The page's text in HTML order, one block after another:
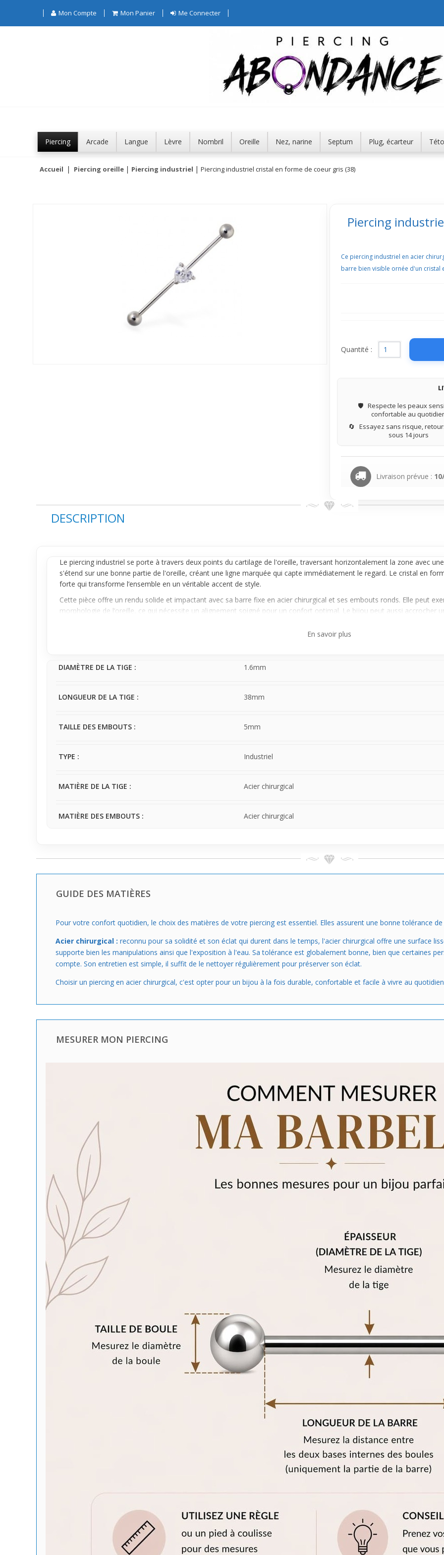
Mon Compte Mon Panier Me Connecter
Piercing Arcade Langue Lèvre Nombril Oreille Nez, narine Septum Plug, écarteur
Accueil Piercing oreille Piercing industriel Piercing industriel cristal en forme de coeur gris (38)
Piercing
Ce piercing industriel en acier
barre bien visible ornée d'un
Quantité :
🛡️ Respecte les peaux
confortable au
🔄 Essayez sans risque,
sous 14 jours
Livraison prévue :
DESCRIPTION
Le piercingindustriel se porte à travers deux points du cartilage de l'oreille, traversant horizontalement la zone avec
s'étend sur une bonne partie de l'oreille, créant une ligne marquée qui capte immédiatement le regard. Le cristal en
forte qui transforme l’ensemble en un véritable accent de style.
Cette pièce offre un rendu solide et impactant avec sa barre fixe en acier chirurgical et ses embouts ronds. Elle peut
morphologie de l’oreille, ce qui nécessite un alignement soigné pour un confort optimal. Le bijou peut aussi accrocher
accessoire qui affirme votre personnalité tout en restant identifiable et facile à porter quand on maîtrise bien son
En savoir plus
DIAMÈTRE DE LA TIGE : 1.6mm
LONGUEUR DE LA TIGE : 38mm
TAILLE DES EMBOUTS : 5mm
TYPE : Industriel
MATIÈRE DE LA TIGE : Acier chirurgical
MATIÈRE DES EMBOUTS : Acier chirurgical
GUIDE DES MATIÈRES
Pour votre confort quotidien, le choix des matières de votre piercing est essentiel. Elles assurent une bonne tolérance
Acier chirurgical : reconnu pour sa solidité et son éclat qui durent dans le temps, l'acier chirurgical offre une surface
supporte bien les manipulations ainsi que l'exposition à l'eau. Sa tolérance est globalement bonne, bien que certaines
compte. Son entretien est simple, il suffit de le nettoyer régulièrement pour préserver son éclat.
Choisir un piercing en acier chirurgical, c'est opter pour un bijou à la fois durable, confortable et facile à vivre au
MESURER MON PIERCING